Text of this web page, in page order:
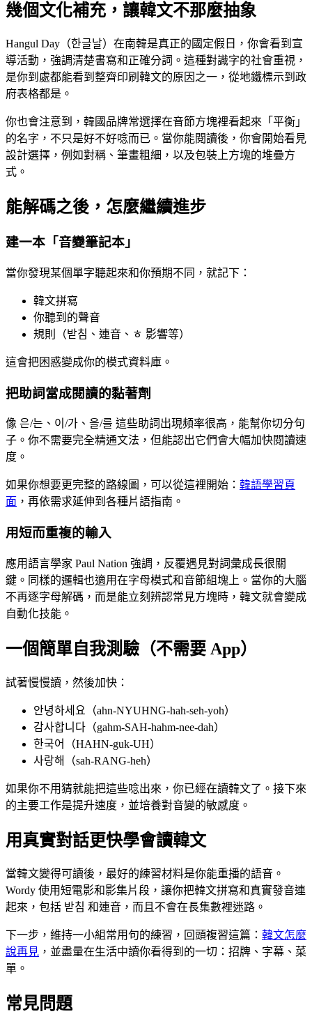
幾個文化補充，讓韓文不那麼抽象
Hangul Day（한글날）在南韓是真正的國定假日，你會看到宣
導活動，強調清楚書寫和正確分詞。這種對識字的社會重視，
是你到處都能看到整齊印刷韓文的原因之一，從地鐵標示到政
府表格都是。
你也會注意到，韓國品牌常選擇在音節方塊裡看起來「平衡」
的名字，不只是好不好唸而已。當你能閱讀後，你會開始看見
設計選擇，例如對稱、筆畫粗細，以及包裝上方塊的堆疊方
式。
能解碼之後，怎麼繼續進步
建一本「音變筆記本」
當你發現某個單字聽起來和你預期不同，就記下：
韓文拼寫
你聽到的聲音
規則（받침、連音、ㅎ 影響等）
這會把困惑變成你的模式資料庫。
把助詞當成閱讀的黏著劑
像 은/는、이/가、을/를 這些助詞出現頻率很高，能幫你切分句
子。你不需要完全精通文法，但能認出它們會大幅加快閱讀速
度。
如果你想要更完整的路線圖，可以從這裡開始： 韓語學習頁
面 ，再依需求延伸到各種片語指南。
用短而重複的輸入
應用語言學家 Paul Nation 強調，反覆遇見對詞彙成長很關
鍵。同樣的邏輯也適用在字母模式和音節組塊上。當你的大腦
不再逐字母解碼，而是能立刻辨認常見方塊時，韓文就會變成
自動化技能。
一個簡單自我測驗（不需要 App）
試著慢慢讀，然後加快：
안녕하세요（ahn-NYUHNG-hah-seh-yoh）
감사합니다（gahm-SAH-hahm-nee-dah）
한국어（HAHN-guk-UH）
사랑해（sah-RANG-heh）
如果你不用猜就能把這些唸出來，你已經在讀韓文了。接下來
的主要工作是提升速度，並培養對音變的敏感度。
用真實對話更快學會讀韓文
當韓文變得可讀後，最好的練習材料是你能重播的語音。
Wordy 使用短電影和影集片段，讓你把韓文拼寫和真實發音連
起來，包括 받침 和連音，而且不會在長集數裡迷路。
下一步，維持一小組常用句的練習，回頭複習這篇： 韓文怎麼
說再見 ，並盡量在生活中讀你看得到的一切：招牌、字幕、菜
單。
常見問題